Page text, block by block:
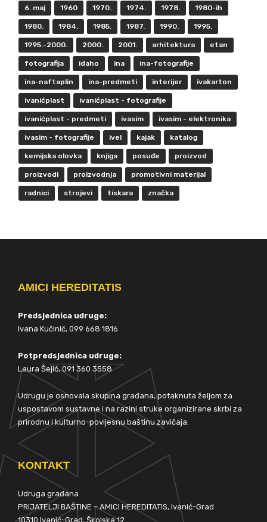
6. maj 1960 1970. 1974. 1978. 1980-ih
1980. 1984. 1985. 1987. 1990. 1995.
1995.-2000. 2000. 2001. arhitektura etan
fotografija idaho ina ina-fotografije
ina-naftaplin ina-predmeti interijer ivakarton
ivanićplast ivanićplast - fotografije
ivanićplast - predmeti ivasim ivasim - elektronika
ivasim - fotografije ivel kajak katalog
kemijska olovka knjiga posuđe proizvod
proizvodi proizvodnja promotivni materijal
radnici strojevi tiskara značka
AMICI HEREDITATIS
Predsjednica udruge:
Ivana Kučinić, 099 668 1816
Potpredsjednica udruge:
Laura Šejić, 091 360 3558
Udrugu je osnovala skupina građana, potaknuta željom za
uspostavom sustavne i na razini struke organizirane skrbi za
prirodnu i kulturno-povijesnu baštinu zavičaja.
KONTAKT
Udruga građana
PRIJATELJI BAŠTINE – AMICI HEREDITATIS, Ivanić-Grad
10310 Ivanić-Grad, Školska 12